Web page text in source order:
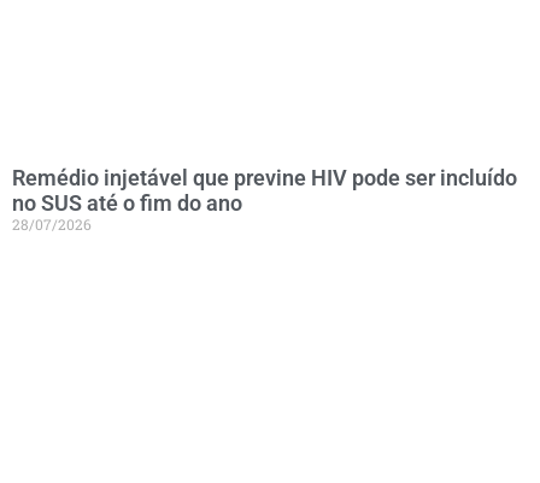
Remédio injetável que previne HIV pode ser incluído
no SUS até o fim do ano
28/07/2026